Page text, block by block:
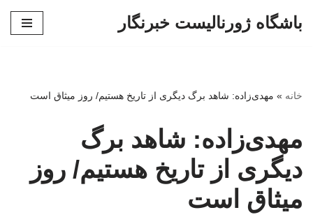
باشگاه ژورنالیست خبرنگار
خانه » مهدی‌زاده: شاهد برگ دیگری از تاریخ هستیم/ روز میثاق است
مهدی‌زاده: شاهد برگ
دیگری از تاریخ هستیم/ روز
میثاق است